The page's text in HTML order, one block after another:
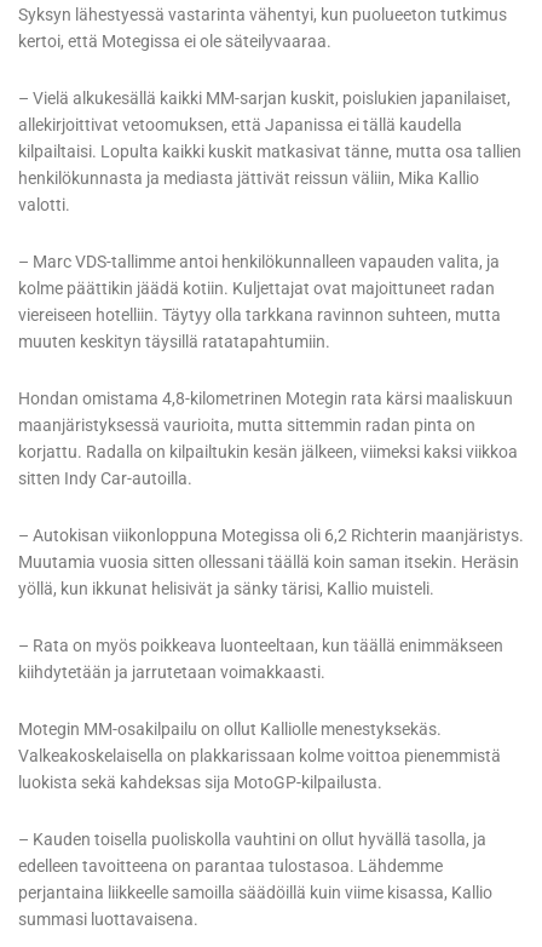
Syksyn lähestyessä vastarinta vähentyi, kun puolueeton tutkimus
kertoi, että Motegissa ei ole säteilyvaaraa.
– Vielä alkukesällä kaikki MM-sarjan kuskit, poislukien japanilaiset,
allekirjoittivat vetoomuksen, että Japanissa ei tällä kaudella
kilpailtaisi. Lopulta kaikki kuskit matkasivat tänne, mutta osa tallien
henkilökunnasta ja mediasta jättivät reissun väliin, Mika Kallio
valotti.
– Marc VDS-tallimme antoi henkilökunnalleen vapauden valita, ja
kolme päättikin jäädä kotiin. Kuljettajat ovat majoittuneet radan
viereiseen hotelliin. Täytyy olla tarkkana ravinnon suhteen, mutta
muuten keskityn täysillä ratatapahtumiin.
Hondan omistama 4,8-kilometrinen Motegin rata kärsi maaliskuun
maanjäristyksessä vaurioita, mutta sittemmin radan pinta on
korjattu. Radalla on kilpailtukin kesän jälkeen, viimeksi kaksi viikkoa
sitten Indy Car-autoilla.
– Autokisan viikonloppuna Motegissa oli 6,2 Richterin maanjäristys.
Muutamia vuosia sitten ollessani täällä koin saman itsekin. Heräsin
yöllä, kun ikkunat helisivät ja sänky tärisi, Kallio muisteli.
– Rata on myös poikkeava luonteeltaan, kun täällä enimmäkseen
kiihdytetään ja jarrutetaan voimakkaasti.
Motegin MM-osakilpailu on ollut Kalliolle menestyksekäs.
Valkeakoskelaisella on plakkarissaan kolme voittoa pienemmistä
luokista sekä kahdeksas sija MotoGP-kilpailusta.
– Kauden toisella puoliskolla vauhtini on ollut hyvällä tasolla, ja
edelleen tavoitteena on parantaa tulostasoa. Lähdemme
perjantaina liikkeelle samoilla säädöillä kuin viime kisassa, Kallio
summasi luottavaisena.